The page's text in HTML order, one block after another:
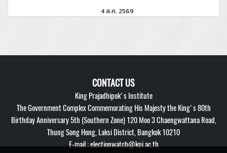
4 ส.ค. 2569
CONTACT US
King Prajadhipok's Institute
The Government Complex Commemorating His Majesty the King's 80th
Birthday Anniversary 5th (Southern Zone) 120 Moo 3 Chaengwattana Road,
Thung Song Hong, Laksi District, Bangkok 10210
E-mail : electionwatch@kpi.ac.th